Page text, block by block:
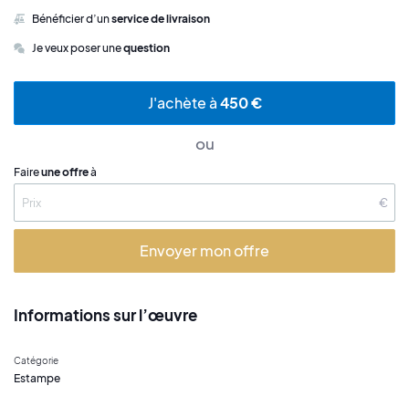
Bénéficier d’unservice de livraison
Je veux poser unequestion
J'achète à450 €
ou
Faireune offreà
€
Envoyer mon offre
Informations sur l’œuvre
Catégorie
Estampe